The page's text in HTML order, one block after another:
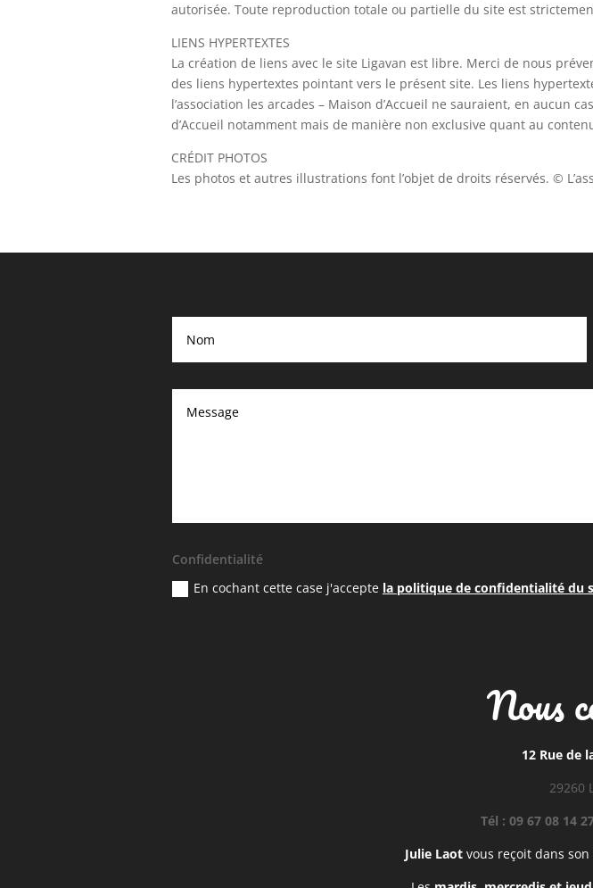
autorisée. Toute reproduction totale ou partielle du site est
LIENS HYPERTEXTES
La création de liens avec le site Ligavan est libre. Merci de nous
des liens hypertextes pointant vers le présent site. Les liens
l’association les arcades – Maison d’Accueil ne sauraient, en aucun
d’Accueil notamment mais de manière non exclusive quant au
CRÉDIT PHOTOS
Les photos et autres illustrations font l’objet de droits réservés. ©
Confidentialité
En cochant cette case j'accepte la politique de confidentialité du
Nous
12 Rue de
29260
Tél : 09 67 08 14
Julie Laotvous reçoit dans son